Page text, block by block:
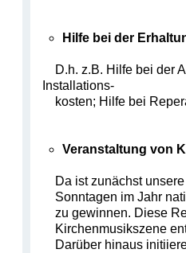
Hilfe bei der
D.h. z.B. Hilfe bei der
Installations-
kosten; Hilfe bei
Veranstaltung von
Da ist zunächst
Sonntagen im Jahr
zu gewinnen. Diese
Kirchenmusikszene
Darüber hinaus